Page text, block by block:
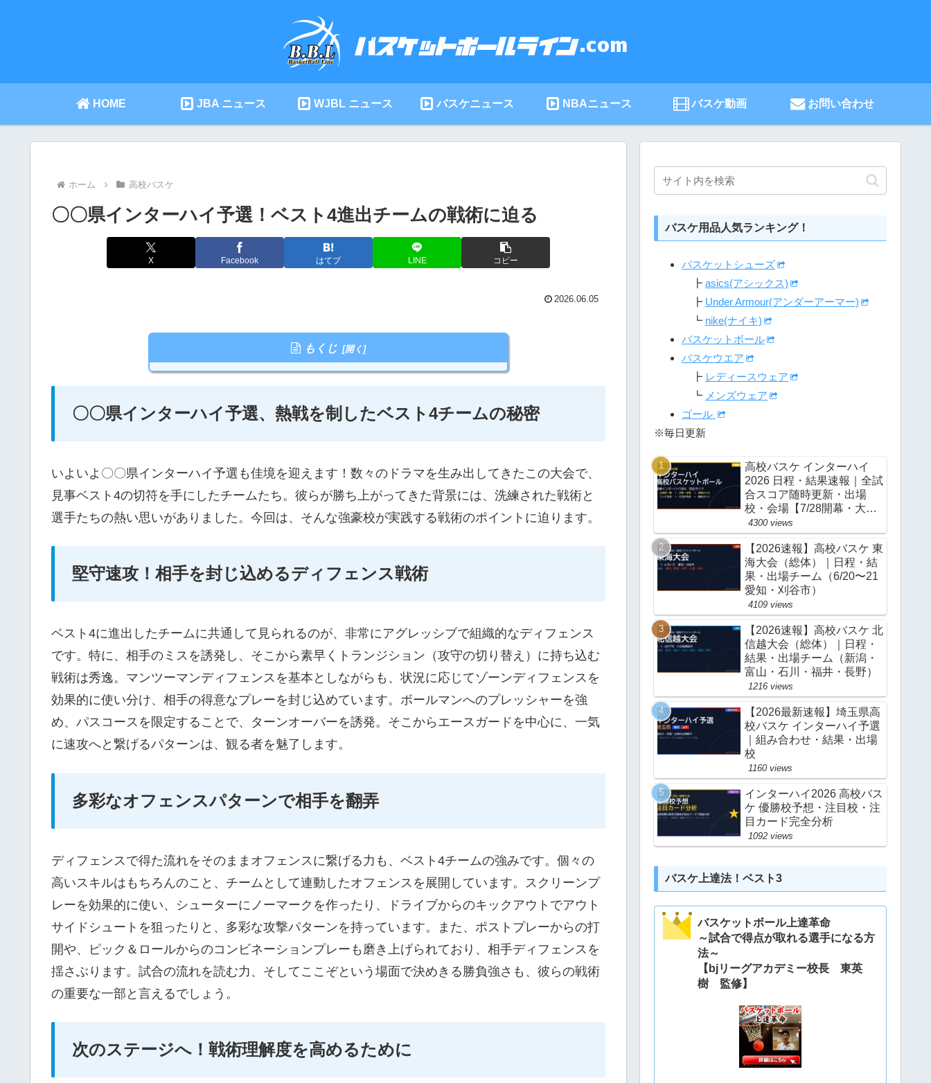
HOME JBA ニュース WJBL ニュース バスケニュース NBAニュース バスケ動画 お問い合わせ
ホーム 高校バスケ
〇〇県インターハイ予選！ベスト4進出チームの戦術に迫る
X Facebook はてブ LINE コピー
2026.06.05
もくじ
〇〇県インターハイ予選、熱戦を制したベスト4チームの秘密
いよいよ〇〇県インターハイ予選も佳境を迎えます！数々のドラマを生み出してきたこの大会で、
見事ベスト4の切符を手にしたチームたち。彼らが勝ち上がってきた背景には、洗練された戦術と
選手たちの熱い思いがありました。今回は、そんな強豪校が実践する戦術のポイントに迫ります。
堅守速攻！相手を封じ込めるディフェンス戦術
ベスト4に進出したチームに共通して見られるのが、非常にアグレッシブで組織的なディフェンス
です。特に、相手のミスを誘発し、そこから素早くトランジション（攻守の切り替え）に持ち込む
戦術は秀逸。マンツーマンディフェンスを基本としながらも、状況に応じてゾーンディフェンスを
効果的に使い分け、相手の得意なプレーを封じ込めています。ボールマンへのプレッシャーを強
め、パスコースを限定することで、ターンオーバーを誘発。そこからエースガードを中心に、一気
に速攻へと繋げるパターンは、観る者を魅了します。
多彩なオフェンスパターンで相手を翻弄
ディフェンスで得た流れをそのままオフェンスに繋げる力も、ベスト4チームの強みです。個々の
高いスキルはもちろんのこと、チームとして連動したオフェンスを展開しています。スクリーンプ
レーを効果的に使い、シューターにノーマークを作ったり、ドライブからのキックアウトでアウト
サイドシュートを狙ったりと、多彩な攻撃パターンを持っています。また、ポストプレーからの打
開や、ピック＆ロールからのコンビネーションプレーも磨き上げられており、相手ディフェンスを
揺さぶります。試合の流れを読む力、そしてここぞという場面で決めきる勝負強さも、彼らの戦術
の重要な一部と言えるでしょう。
次のステージへ！戦術理解度を高めるために
バスケ用品人気ランキング！
バスケットシューズ
┣ asics(アシックス)
┣ Under Armour(アンダーアーマー)
┗ nike(ナイキ)
バスケットボール
バスケウエア
┣ レディースウェア
┗ メンズウェア
ゴール
※毎日更新
高校バスケ インターハイ
2026 日程・結果速報｜全試
合スコア随時更新・出場
校・会場【7/28開幕・大
阪】
4300 views
【2026速報】高校バスケ 東
海大会（総体）｜日程・結
果・出場チーム（6/20〜21
愛知・刈谷市）
4109 views
【2026速報】高校バスケ 北
信越大会（総体）｜日程・
結果・出場チーム（新潟・
富山・石川・福井・長野）
1216 views
【2026最新速報】埼玉県高
校バスケ インターハイ予選
｜組み合わせ・結果・出場
校
1160 views
インターハイ2026 高校バス
ケ 優勝校予想・注目校・注
目カード完全分析
1092 views
バスケ上達法！ベスト3
バスケットボール上達革命
～試合で得点が取れる選手になる方
法～
【bjリーグアカデミー校長 東英
樹 監修】